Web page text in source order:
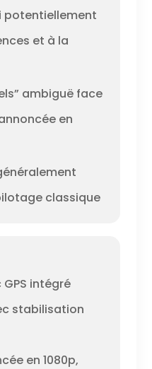
potentiellement
et à la
ambiguë face
en
classique
intégré
stabilisation
en 1080p,